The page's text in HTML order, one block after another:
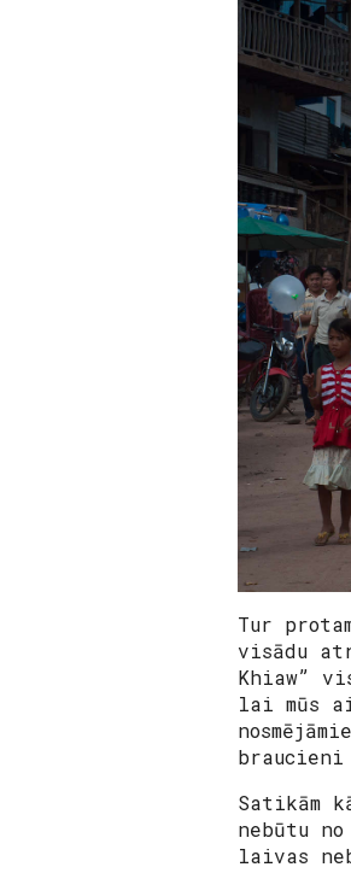
Tur
visādu
Khiaw”
lai mūs
Satikām
nebūtu
laivas